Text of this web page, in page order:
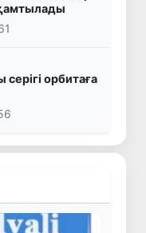
орбитаға